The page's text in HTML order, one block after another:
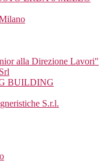
alla Direzione Lavori"
BUILDING
S.r.l.